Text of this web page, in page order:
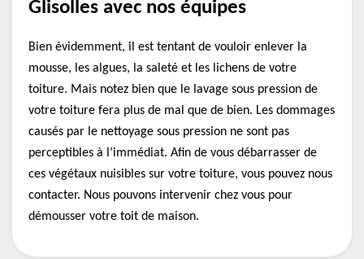
Glisolles avec nos équipes
Bien évidemment, il est tentant de vouloir enlever la
mousse, les algues, la saleté et les lichens de votre
toiture. Mais notez bien que le lavage sous pression de
votre toiture fera plus de mal que de bien. Les dommages
causés par le nettoyage sous pression ne sont pas
perceptibles à l’immédiat. Afin de vous débarrasser de
ces végétaux nuisibles sur votre toiture, vous pouvez nous
contacter. Nous pouvons intervenir chez vous pour
démousser votre toit de maison.